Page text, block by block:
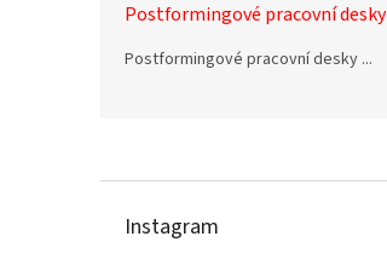
Postformingové pracovní desky
Postformingové pracovní desky ...
Instagram